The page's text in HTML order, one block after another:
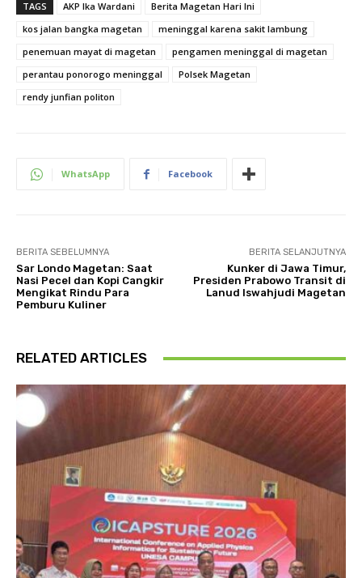
TAGS AKP Ika Wardani
Berita Magetan Hari Ini
kos jalan bangka magetan
meninggal karena sakit lambung
penemuan mayat di magetan
pengamen meninggal di magetan
perantau ponorogo meninggal
Polsek Magetan
rendy junfian politon
WhatsApp Facebook
BERITA SEBELUMNYA
Sar Londo Magetan: Saat
Nasi Pecel dan Kopi Cangkir
Mengikat Rindu Para
Pemburu Kuliner
BERITA SELANJUTNYA
Kunker di Jawa Timur,
Presiden Prabowo Transit di
Lanud Iswahjudi Magetan
RELATED ARTICLES